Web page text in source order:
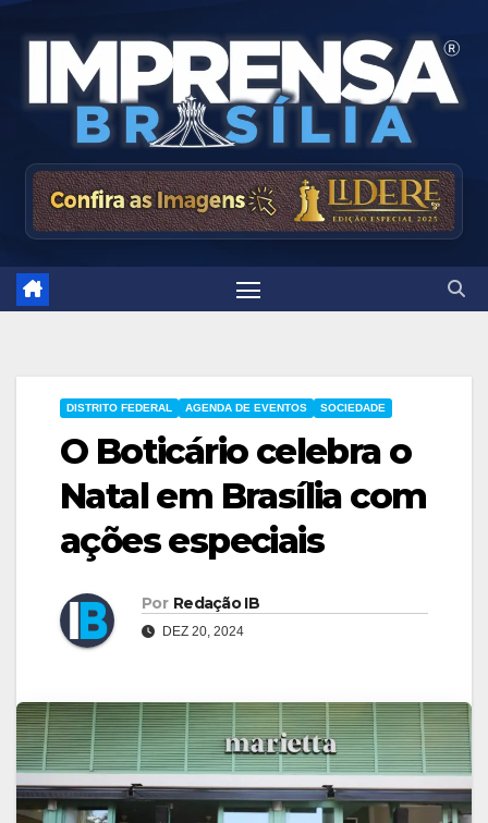
DISTRITO FEDERAL AGENDA DE EVENTOS SOCIEDADE
O Boticário celebra o
Natal em Brasília com
ações especiais
Por Redação IB
DEZ 20, 2024